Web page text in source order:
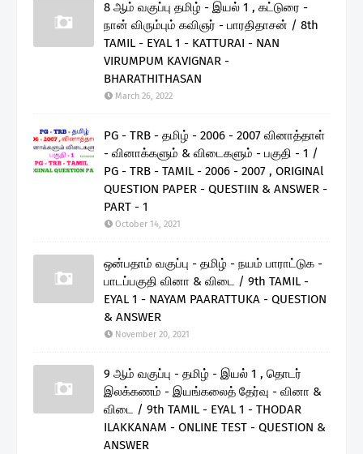
8 ஆம் வகுப்பு தமிழ் - இயல் 1 , கட்டுரை -
நான் விரும்பும் கவிஞர் - பாரதிதாசன் / 8th
TAMIL - EYAL 1 - KATTURAI - NAN
VIRUMPUM KAVIGNAR -
BHARATHITHASAN
March 26, 2022
PG - TRB - தமிழ் - 2006 - 2007 வினாத்தாள்
- வினாக்களும் & விடைகளும் - பகுதி - 1 /
PG - TRB - TAMIL - 2006 - 2007 , ORIGINAl
QUESTION PAPER - QUESTIIN & ANSWER -
PART - 1
October 14, 2021
ஒன்பதாம் வகுப்பு - தமிழ் - நயம் பாராட்டுக -
பாடப்பகுதி வினா & விடை / 9th TAMIL -
EYAL 1 - NAYAM PAARATTUKA - QUESTION
& ANSWER
November 20, 2021
9 ஆம் வகுப்பு - தமிழ் - இயல் 1 , தொடர்
இலக்கணம் - இயங்கலைத் தேர்வு - வினா &
விடை / 9th TAMIL - EYAL 1 - THODAR
ILAKKANAM - ONLINE TEST - QUESTION &
ANSWER